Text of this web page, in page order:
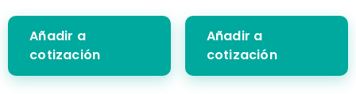
Añadir a
cotización
Añadir a
cotización